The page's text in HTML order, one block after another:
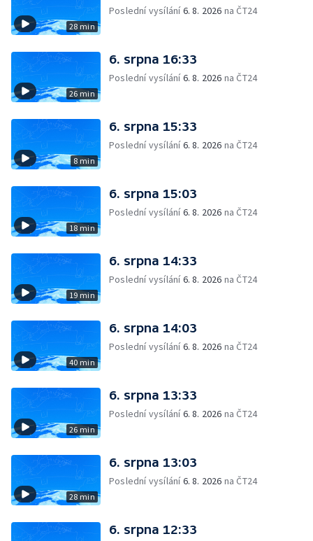
28 min
Poslední vysílání6. 8. 2026 na ČT24
26 min
6. srpna 16:33
Poslední vysílání6. 8. 2026 na ČT24
8 min
6. srpna 15:33
Poslední vysílání6. 8. 2026 na ČT24
18 min
6. srpna 15:03
Poslední vysílání6. 8. 2026 na ČT24
19 min
6. srpna 14:33
Poslední vysílání6. 8. 2026 na ČT24
40 min
6. srpna 14:03
Poslední vysílání6. 8. 2026 na ČT24
26 min
6. srpna 13:33
Poslední vysílání6. 8. 2026 na ČT24
28 min
6. srpna 13:03
Poslední vysílání6. 8. 2026 na ČT24
6. srpna 12:33